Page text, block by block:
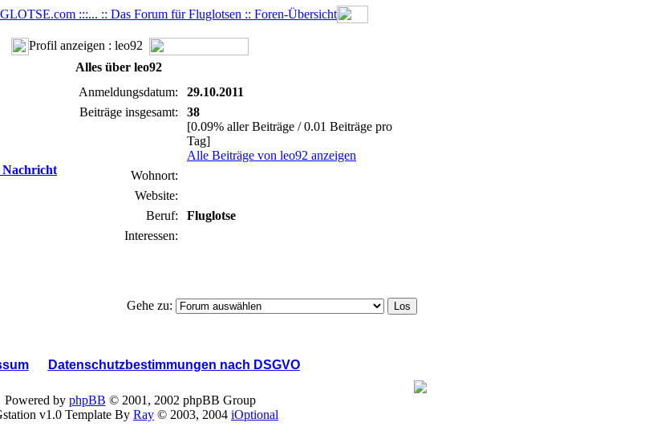
:::... :: Das Forum für Fluglotsen :: Foren-Übersicht
Profil anzeigen : leo92
Alles über leo92
Anmeldungsdatum:
29.10.2011
Beiträge insgesamt:
38
[0.09% aller Beiträge / 0.01 Beiträge pro
Tag]
Alle Beiträge von leo92 anzeigen
Wohnort:
Website:
Beruf:
Fluglotse
Interessen:
Gehe zu:
Datenschutzbestimmungen nach DSGVO
Powered by phpBB © 2001, 2002 phpBB Group
v1.0 Template By Ray © 2003, 2004 iOptional